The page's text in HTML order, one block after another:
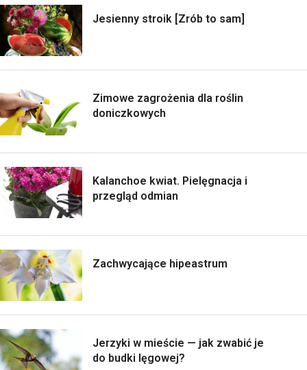
Jesienny stroik [Zrób to sam]
Zimowe zagrożenia dla roślin
doniczkowych
Kalanchoe kwiat. Pielęgnacja i
przegląd odmian
Zachwycające hipeastrum
Jerzyki w mieście — jak zwabić je
do budki lęgowej?